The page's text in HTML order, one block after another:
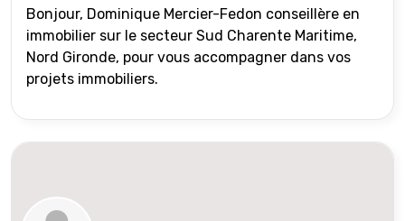
Bonjour, Dominique Mercier-Fedon conseillère en
immobilier sur le secteur Sud Charente Maritime,
Nord Gironde, pour vous accompagner dans vos
projets immobiliers.